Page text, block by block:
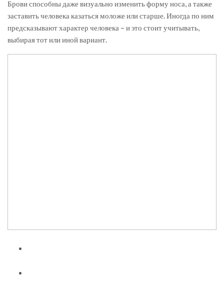
Брови способны даже визуально изменить форму носа, а также
заставить человека казаться моложе или старше. Иногда по ним
предсказывают характер человека – и это стоит учитывать,
выбирая тот или иной вариант.